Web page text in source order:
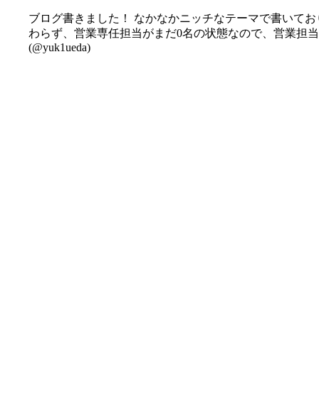
ブログ書きました！ なかなかニッチなテーマで書いて
わらず、営業専任担当がまだ0名の状態なので、営業担
(@yuk1ueda)